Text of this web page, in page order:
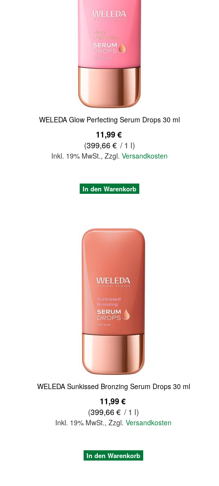
WELEDA Glow Perfecting Serum Drops 30 ml
11,99 €
(399,66 € / 1 l)
Inkl. 19% MwSt., Zzgl. Versandkosten
In den Warenkorb
WELEDA Sunkissed Bronzing Serum Drops 30 ml
11,99 €
(399,66 € / 1 l)
Inkl. 19% MwSt.,Zzgl.Versandkosten
In den Warenkorb